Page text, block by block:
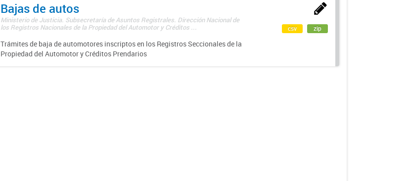
Bajas de autos
Ministerio de Justicia. Subsecretaría de Asuntos Registrales. Dirección Nacional de
los Registros Nacionales de la Propiedad del Automotor y Créditos ...
Trámites de baja de automotores inscriptos en los Registros Seccionales de la
Propiedad del Automotor y Créditos Prendarios
csv zip